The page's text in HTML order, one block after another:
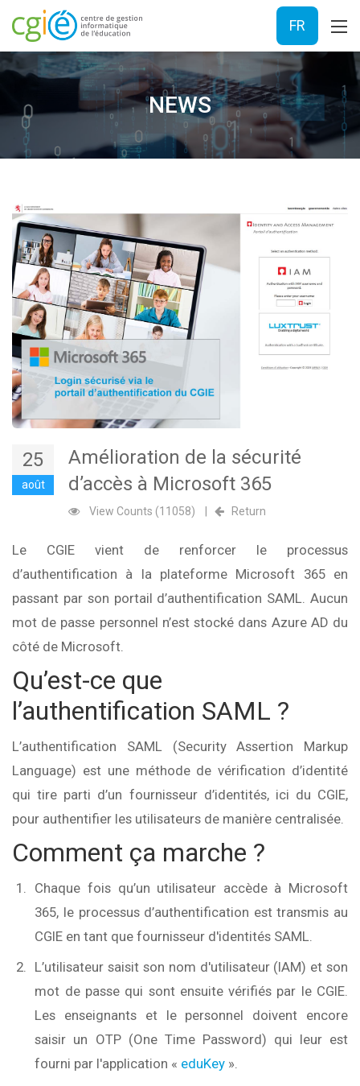
FR
NEWS
25
août
Amélioration de la sécurité
d’accès à Microsoft 365
View Counts (11058) Return
Le CGIE vient de renforcer le processus
d’authentification à la plateforme Microsoft 365 en
passant par son portail d’authentification SAML. Aucun
mot de passe personnel n’est stocké dans Azure AD du
côté de Microsoft.
Qu’est-ce que
l’authentification SAML ?
L’authentification SAML (Security Assertion Markup
Language) est une méthode de vérification d’identité
qui tire parti d’un fournisseur d’identités, ici du CGIE,
pour authentifier les utilisateurs de manière centralisée.
Comment ça marche ?
Chaque fois qu’un utilisateur accède à Microsoft
365, le processus d’authentification est transmis au
CGIE en tant que fournisseur d'identités SAML.
L’utilisateur saisit son nom d'utilisateur (IAM) et son
mot de passe qui sont ensuite vérifiés par le CGIE.
Les enseignants et le personnel doivent encore
saisir un OTP (One Time Password) qui leur est
fourni par l'application « eduKey ».